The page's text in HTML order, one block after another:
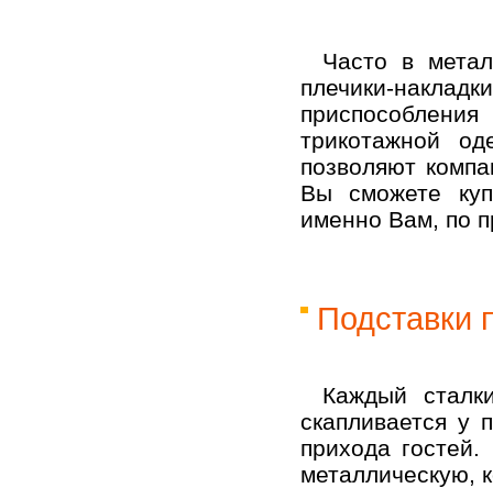
Часто в
плечики-
трикотажной
позволяют
Вы сможете
именно Вам, по
Подставки
Каждый
скапливается у
прихода
металлическую,